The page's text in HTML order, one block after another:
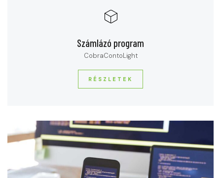
Számlázó program
CobraContoLight
RÉSZLETEK